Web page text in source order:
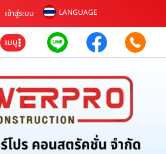
เข้าสู่ระบบ LANGUAGE
เมนู